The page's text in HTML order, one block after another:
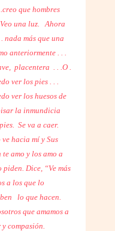
que hombres
una luz.
Ahora
nada más que una
anteriormente . . .
placentera . . .O .
ver los pies . . .
ver los huesos de
la inmundicia
Se va a caer.
hacia mí y Sus
amo y los amo a
Dice, “Ve más
a los que lo
lo que hacen.
que amamos a
y compasión.